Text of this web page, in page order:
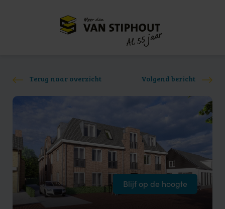
Meer dan
Al 55 jaar
Terug naar overzicht Volgend bericht
Blijf op de hoogte